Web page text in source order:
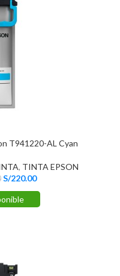
T941220-AL Cyan
, TINTA EPSON
S/220.00